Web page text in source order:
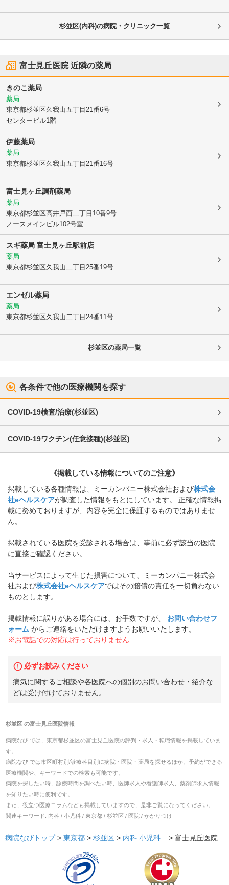
杉並区(内科)の病院・クリニック一覧
富士見丘医院近隣の薬局
きのこ薬局
薬局
東京都杉並区久我山五丁目21番6号
センタービル1階
伊藤薬局
薬局
東京都杉並区久我山五丁目21番16号
富士見ヶ丘調剤薬局
薬局
東京都杉並区高井戸西二丁目10番9号
ノースメインビル102号室
スギ薬局 富士見ヶ丘駅前店
薬局
東京都杉並区久我山二丁目25番19号
エンゼル薬局
薬局
東京都杉並区久我山二丁目24番11号
杉並区の薬局一覧
各条件で他の医療機関を探す
COVID-19検査/治療(杉並区)
COVID-19ワクチン(任意接種)(杉並区)
《掲載している情報についてのご注意》
掲載している各種情報は、ミーカンパニー株式会社および株式会
社eヘルスケアが調査した情報をもとにしています。 正確な情報掲
載に努めておりますが、内容を完全に保証するものではありませ
ん。
掲載されている医院を受診される場合は、事前に必ず該当の医院
に直接ご確認ください。
当サービスによって生じた損害について、ミーカンパニー株式会
社および株式会社eヘルスケアではその賠償の責任を一切負わない
ものとします。
掲載情報に誤りがある場合には、お手数ですが、
お問い合わせフ
ォーム からご連絡をいただけますようお願いいたします。
※お電話での対応は行っておりません
必ずお読みください
病気に関するご相談や各医院への個別のお問い合わせ・紹介な
どは受け付けておりません。
杉並区の富士見丘医院情報
病院なび では、 東京都杉並区の富士見丘医院の評判・求人・転職情報を掲載していま
す。
病院なび では市区町村別/診療科目別に病院・医院・薬局を探せるほか、予約ができる
医療機関や、キーワードでの検索も可能です。
病院を探したい時、診療時間を調べたい時、医師求人や看護師求人、薬剤師求人情報
を知りたい時に便利です。
また、役立つ医療コラムなども掲載していますので、是非ご覧になってください。
関連キーワード: 内科 / 小児科 / 東京都 / 杉並区 / 医院 / かかりつけ
病院なびトップ> 東京都 > 杉並区 > 内科 小児科 ... > 富士見丘医院